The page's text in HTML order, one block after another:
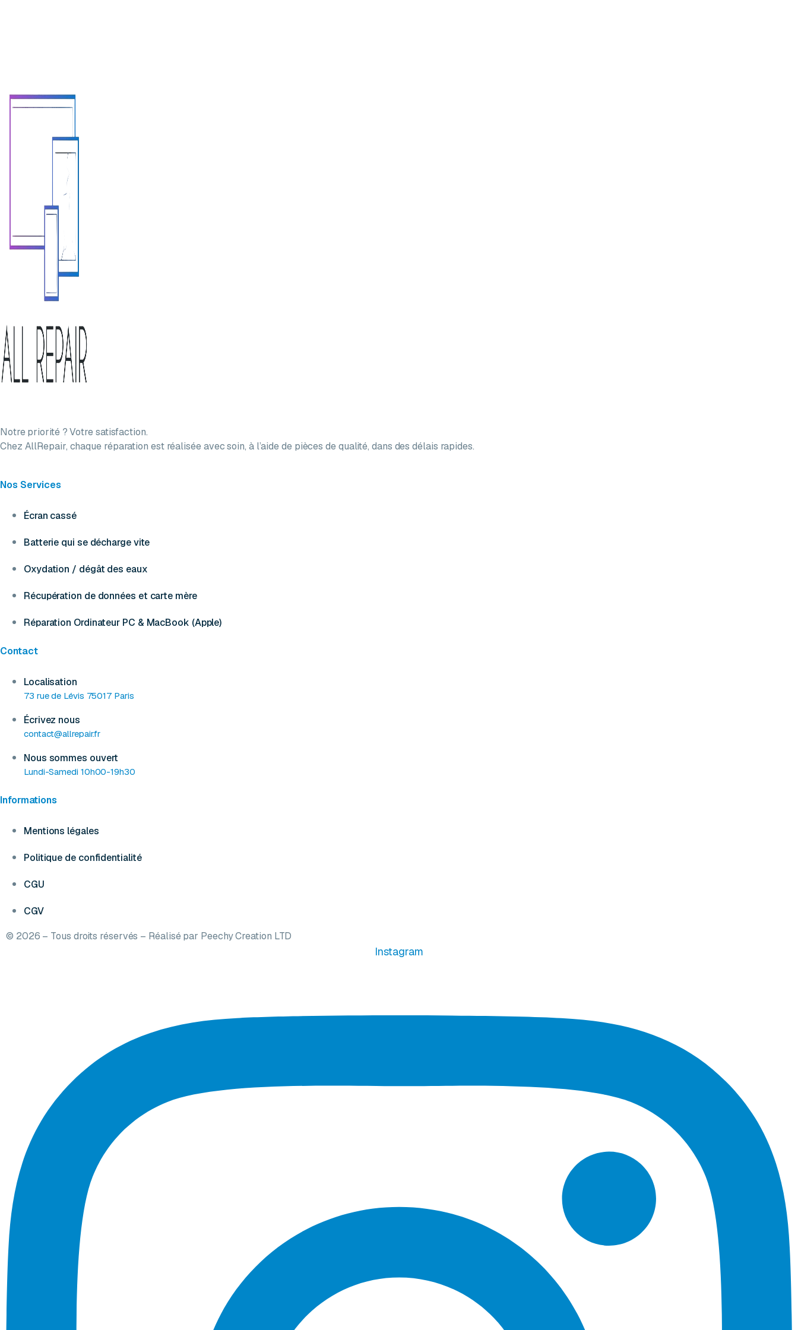
Notre priorité ? Votre satisfaction.
Chez AllRepair, chaque réparation est réalisée avec soin, à l’aide de pièces de qualité, dans des délais rapides.
Nos Services
Écran cassé
Batterie qui se décharge vite
Oxydation / dégât des eaux
Récupération de données et carte mère
Réparation Ordinateur PC & MacBook (Apple)
Contact
Localisation
73 rue de Lévis 75017 Paris
Écrivez nous
contact@allrepair.fr
Nous sommes ouvert
Lundi-Samedi 10h00-19h30
Informations
Mentions légales
Politique de confidentialité
CGU
CGV
© 2026 – Tous droits réservés – Réalisé par Peechy Creation LTD
Instagram